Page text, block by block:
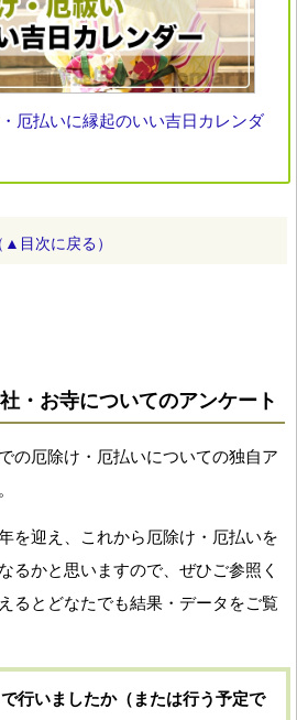
厄払いに縁起のいい吉日カレンダ
▲目次に戻る）
・お寺についてのアンケート
の厄除け・厄払いについての独自ア
を迎え、これから厄除け・厄払いを
るかと思いますので、ぜひご参照く
るとどなたでも結果・データをご覧
行いましたか（または行う予定で